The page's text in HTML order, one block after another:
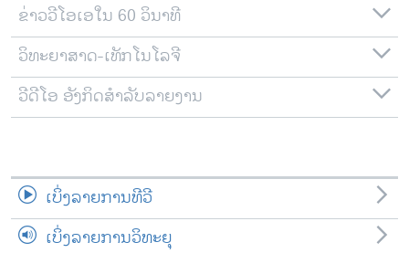
ພາສາຕ່າງໆ
ຂ່າວວີໂອເອໃນ 60 ວິນາທີ
ວິທະຍາສາດ-ເທັກໂນໂລຈີ
ວີດີໂອ ອັງກິດສຳລັບລາຍງານ
ເບິ່ງລາຍການທີວີ
ເບິ່ງລາຍການວິທະຍຸ